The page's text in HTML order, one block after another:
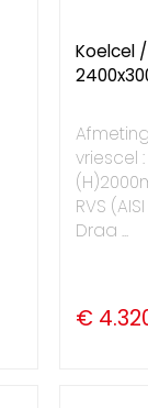
Koelcel
vriescel
RVS
Draa ...
€